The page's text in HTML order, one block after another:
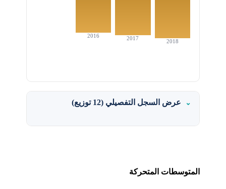
2018
2017
2016
عرض السجل التفصيلي (12 توزيع)
المتوسطات المتحركة